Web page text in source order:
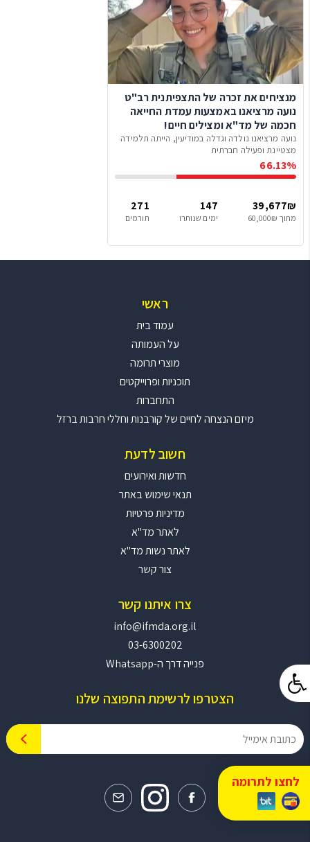
לחצו לתרומה
מנציחים את זכרה של התצפיתנית רב"ט
נועה מרציאנו באמצעות עמדת החייאה
חכמה של מד"א ומצילים חיים!
נועה מרציאנו נולדה וגדלה במודיעין, הייתה תלמידה
מצטיינת ופעילה חברתית
66.13%
39,677₪
מתוך 60,000₪
147
ימים שנותרו
271
תורמים
ראשי
עמוד בית
על העמותה
מוצרי תרומה
תוכניות ופרוייקטים
התחברות
מיזם הנצחה לחיים של קורבנות וחללי חרבות ברזל
חשוב לדעת
חדשות ואירועים
תנאי שימוש באתר
מדיניות פרטיות
לאתר מד"א
לאתר נשות מד"א
צור קשר
צרו איתנו קשר
info@ifmda.org.il
03-6300202
פנייה דרך ה-Whatsapp
הצטרפו לרשימת התפוצה שלנו